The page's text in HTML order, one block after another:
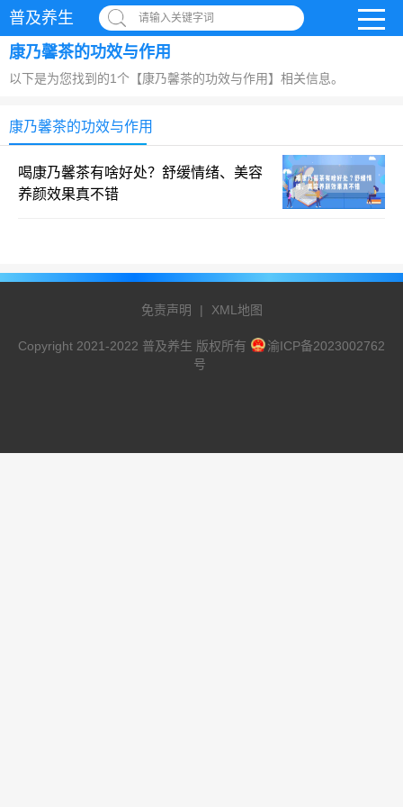
普及养生 请输入关键字词
康乃馨茶的功效与作用
以下是为您找到的1个【康乃馨茶的功效与作用】相关信息。
康乃馨茶的功效与作用
喝康乃馨茶有啥好处？舒缓情绪、美容
养颜效果真不错
免责声明 | XML地图
Copyright 2021-2022 普及养生 版权所有
渝ICP备2023002762
号